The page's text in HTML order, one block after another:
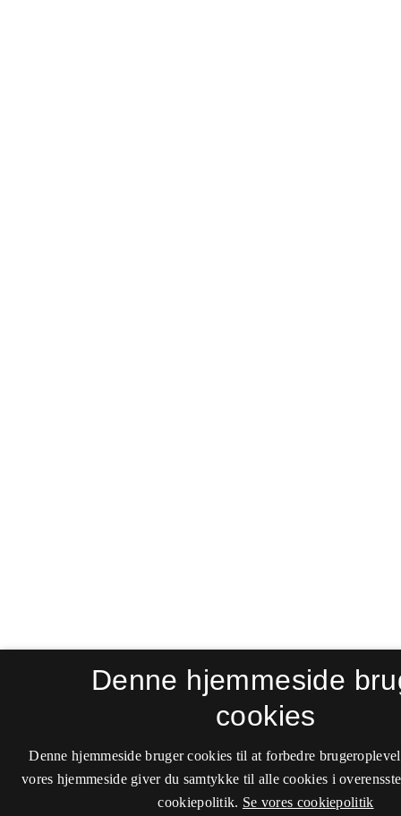
Denne hjemmeside
cookies
Denne hjemmeside bruger cookies til at forbedre
vores hjemmeside giver du samtykke til alle cookies i
cookiepolitik. Se vores cookiepolitik